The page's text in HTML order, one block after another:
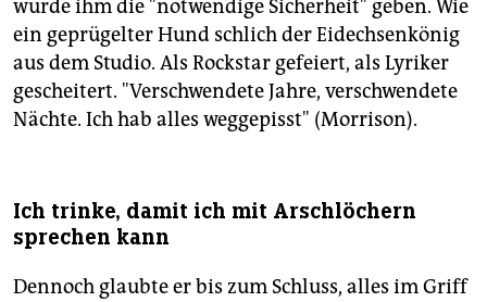
würde ihm die "notwendige Sicherheit" geben. Wie
ein geprügelter Hund schlich der Eidechsenkönig
aus dem Studio. Als Rockstar gefeiert, als Lyriker
gescheitert. "Verschwendete Jahre, verschwendete
Nächte. Ich hab alles weggepisst" (Morrison).
Ich trinke, damit ich mit Arschlöchern
sprechen kann
Dennoch glaubte er bis zum Schluss, alles im Griff